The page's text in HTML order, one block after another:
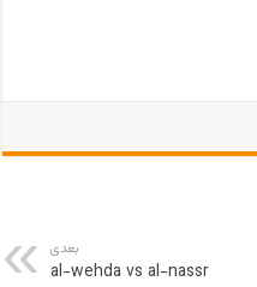
بعدی
al-wehda vs al-nassr